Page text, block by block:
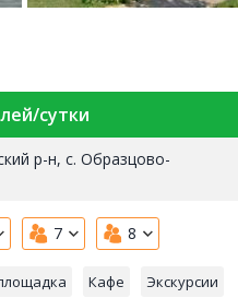
сутки
р-н, с. Образцово-
7 8
Кафе Экскурсии